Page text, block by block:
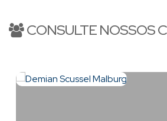
CONSULTE NOSSOS